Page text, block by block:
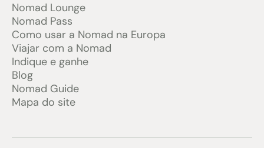
Nomad Lounge
Nomad Pass
Como usar a Nomad na Europa
Viajar com a Nomad
Indique e ganhe
Blog
Nomad Guide
Mapa do site